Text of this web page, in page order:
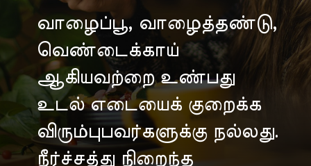
வாழைப்பூ, வாழைத்தண்டு,
வெண்டைக்காய்
ஆகியவற்றை உண்பது
உடல் எடையைக் குறைக்க
விரும்புபவர்களுக்கு நல்லது.
நீர்ச்சத்து நிறைந்த